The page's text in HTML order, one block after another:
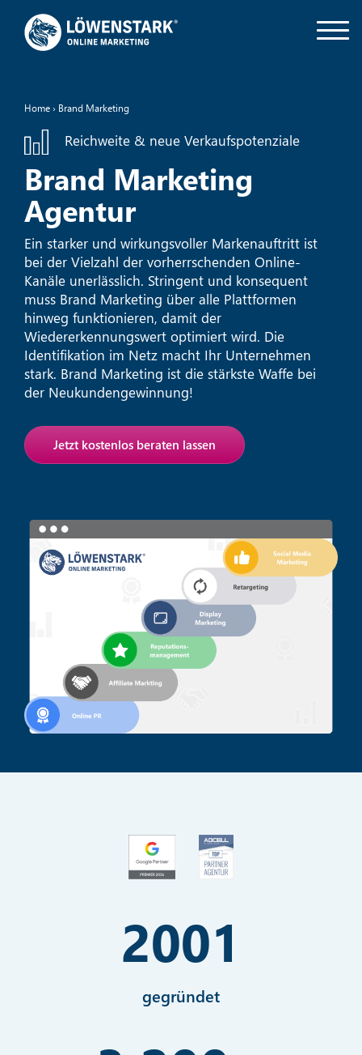
Home› Brand Marketing
Reichweite & neue Verkaufspotenziale
Brand Marketing
Agentur
Ein starker und wirkungsvoller Markenauftritt ist
bei der Vielzahl der vorherrschenden Online-
Kanäle unerlässlich. Stringent und konsequent
muss Brand Marketing über alle Plattformen
hinweg funktionieren, damit der
Wiedererkennungswert optimiert wird. Die
Identifikation im Netz macht Ihr Unternehmen
stark. Brand Marketing ist die stärkste Waffe bei
der Neukundengewinnung!
Jetzt kostenlos beraten lassen
2001
gegründet